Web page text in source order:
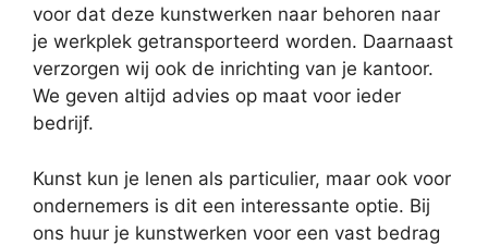
voor dat deze kunstwerken naar behoren naar
je werkplek getransporteerd worden. Daarnaast
verzorgen wij ook de inrichting van je kantoor.
We geven altijd advies op maat voor ieder
bedrijf.
Kunst kun je lenen als particulier, maar ook voor
ondernemers is dit een interessante optie. Bij
ons huur je kunstwerken voor een vast bedrag